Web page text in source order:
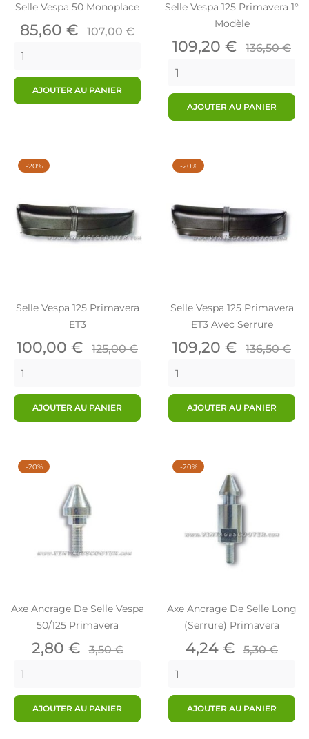
Selle Vespa 50 Monoplace
Prix
85,60 € Prix
107,00 €
AJOUTER AU PANIER
Selle Vespa 125 Primavera 1°
Modèle
Prix
109,20 € Prix
136,50 €
AJOUTER AU PANIER
Selle Vespa 125 Primavera
ET3
Prix
100,00 € Prix
125,00 €
AJOUTER AU PANIER
-20%
Selle Vespa 125 Primavera
ET3 Avec Serrure
Prix
109,20 € Prix
136,50 €
AJOUTER AU PANIER
-20%
Axe Ancrage De Selle Vespa
50/125 Primavera
Prix
2,80 € Prix
3,50 €
AJOUTER AU PANIER
-20%
Axe Ancrage De Selle Long
(Serrure) Primavera
Prix
4,24 € Prix
5,30 €
AJOUTER AU PANIER
-20%